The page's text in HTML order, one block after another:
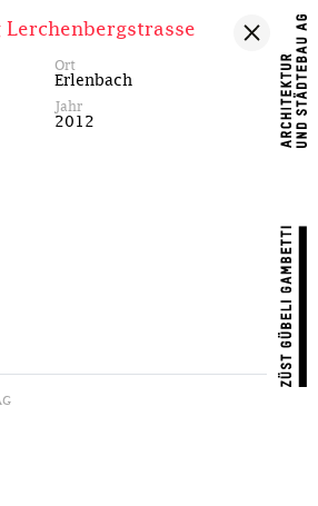
Ort
Erlenbach
Jahr
2012